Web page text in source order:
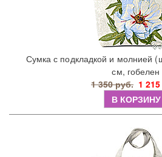
Сумка с подкладкой и молнией
см, гобелен
1 350 руб. 1
В КОРЗИНУ